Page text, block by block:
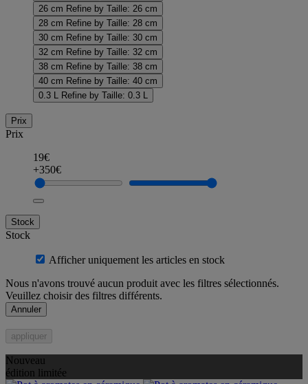
26 cm Refine by Taille: 26 cm
28 cm Refine by Taille: 28 cm
30 cm Refine by Taille: 30 cm
32 cm Refine by Taille: 32 cm
38 cm Refine by Taille: 38 cm
40 cm Refine by Taille: 40 cm
0.3 L
Refine by Taille: 0.3 L
Prix
Prix
19€
+350€
Stock
Stock
Afficher uniquement les articles en stock
Nous n'avons trouvé aucun produit avec les filtres sélectionnés.
Veuillez choisir des filtres différents.
Annuler
appliquer
Nouveau
édition limitée